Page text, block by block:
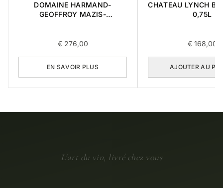
DOMAINE HARMAND-
GEOFFROY MAZIS-
€276,00
EN SAVOIR PLUS
CHATEAU LYNCH
0,75L
€168,00
AJOUTER AU
L'art du vin, livré chez vous